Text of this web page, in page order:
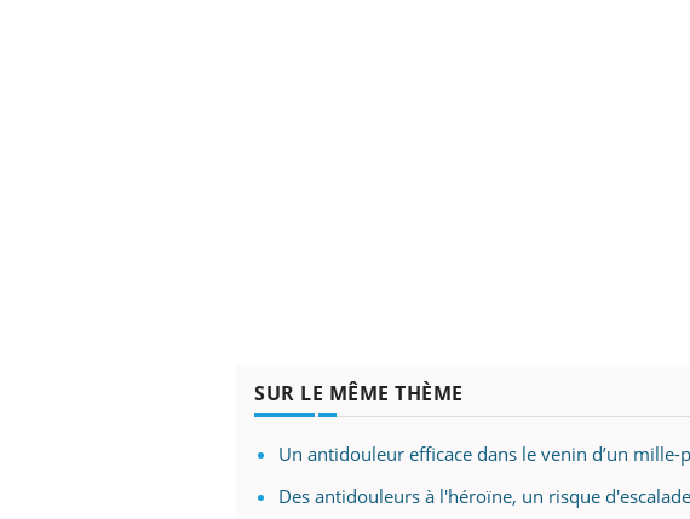
SUR LE MÊME THÈME
Un antidouleur efficace dans le venin d’un mille-
Des antidouleurs à l'héroïne, un risque